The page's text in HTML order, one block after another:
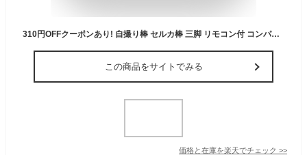
310円OFFクーポンあり! 自撮り棒 セルカ棒 三脚 リモコン付 コンパクト Bluetooth スマホ三脚 じどり棒 ミニ シャッター付 スマホ 自撮り 三脚スタンド 伸縮式 折り畳み 多機能 軽量 持ち運び便利 360度回転 セルフィースティック iPhone Android
この商品をサイトでみる
価格と在庫を楽天でチェック >>